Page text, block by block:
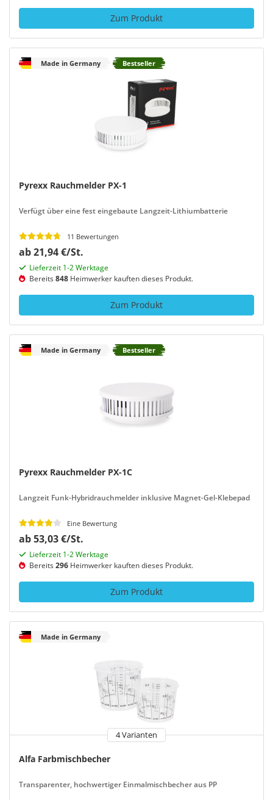
Zum Produkt
Made in Germany Bestseller
Pyrexx Rauchmelder PX-1
Verfügt über eine fest eingebaute Langzeit-Lithiumbatterie
11 Bewertungen
ab 21,94 €/St.
Lieferzeit 1-2 Werktage
Bereits848 Heimwerker kauften dieses Produkt.
Zum Produkt
Made in Germany Bestseller
Pyrexx Rauchmelder PX-1C
Langzeit Funk-Hybridrauchmelder inklusive Magnet-Gel-Klebepad
Eine Bewertung
ab 53,03 €/St.
Lieferzeit 1-2 Werktage
Bereits296 Heimwerker kauften dieses Produkt.
Zum Produkt
Made in Germany
4 Varianten
Alfa Farbmischbecher
Transparenter, hochwertiger Einmalmischbecher aus PP